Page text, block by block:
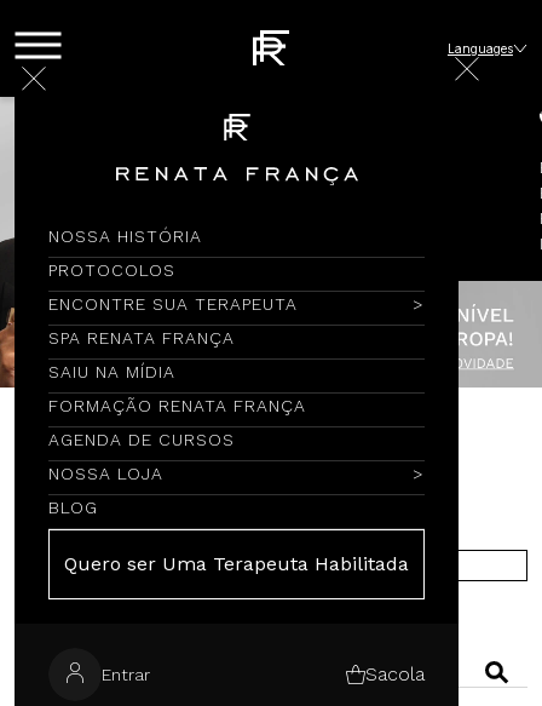
NOSSA HISTÓRIA
PROTOCOLOS
ENCONTRE SUA TERAPEUTA
SPA RENATA FRANÇA
SAIU NA MÍDIA
FORMAÇÃO RENATA FRANÇA
AGENDA DE CURSOS
NOSSA LOJA
BLOG
Quero ser Uma Terapeuta Habilitada
Entrar Sacola
Languages
Encontre por Nome
COMPRE NA EUROPA